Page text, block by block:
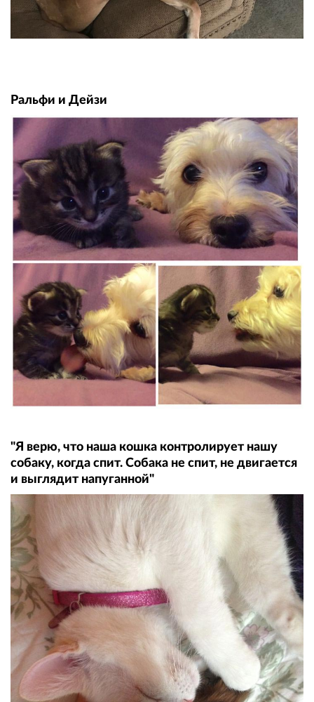
Ральфи и Дейзи
"Я верю, что наша кошка контролирует нашу
собаку, когда спит. Собака не спит, не двигается
и выглядит напуганной"